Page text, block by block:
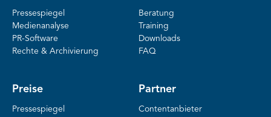
Pressespiegel
Medienanalyse
PR-Software
Rechte & Archivierung
Beratung
Training
Downloads
FAQ
Preise
Pressespiegel
Partner
Contentanbieter